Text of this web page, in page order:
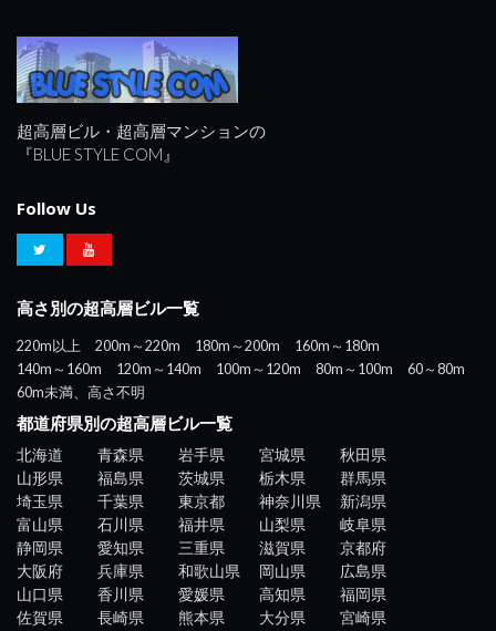
超高層ビル・超高層マンションの
『BLUE STYLE COM』
Follow Us
高さ別の超高層ビル一覧
220m以上 200m～220m 180m～200m
160m～180m
140m～160m
120m～140m 100m～120m 80m～100m
60～80m
60m未満、高さ不明
都道府県別の超高層ビル一覧
北海道 青森県 岩手県 宮城県
秋田県
山形県
福島県 茨城県 栃木県
群馬県
埼玉県
千葉県 東京都 神奈川県
新潟県
富山県
石川県 福井県 山梨県
岐阜県
静岡県
愛知県 三重県 滋賀県
京都府
大阪府
兵庫県 和歌山県 岡山県
広島県
山口県
香川県 愛媛県 高知県
福岡県
佐賀県
長崎県 熊本県 大分県 宮崎県